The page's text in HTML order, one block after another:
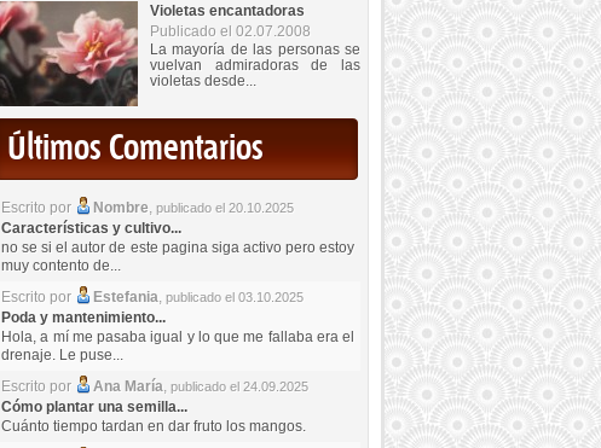
Violetas encantadoras
Publicado el 02.07.2008
La mayoría de las personas se
vuelvan admiradoras de las
violetas desde...
Últimos Comentarios
Escrito por Nombre, publicado el 20.10.2025
Características y cultivo...
no se si el autor de este pagina siga activo pero estoy
muy contento de...
Escrito por
Estefania, publicado el 03.10.2025
Poda y mantenimiento...
Hola, a mí me pasaba igual y lo que me fallaba era el
drenaje. Le puse...
Escrito por
Ana María, publicado el 24.09.2025
Cómo plantar una semilla...
Cuánto tiempo tardan en dar fruto los mangos.